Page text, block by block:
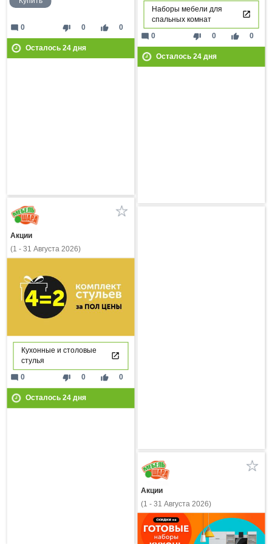
thumb_down 0 thumb_up 0
mode_comment 0
Осталось 24дня
Наборы мебели для
спальных комнат
thumb_down 0 thumb_up 0
mode_comment 0
Осталось 24дня
Акции
(1 - 31 Августа 2026)
Кухонные и столовые
стулья
thumb_down 0 thumb_up 0
mode_comment 0
Осталось 24дня
Акции
(1 - 31 Августа 2026)